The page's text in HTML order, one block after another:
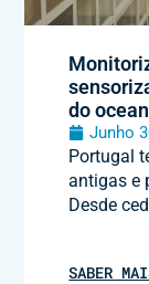
do
Junho
Portugal
antigas e
Desde
SABER